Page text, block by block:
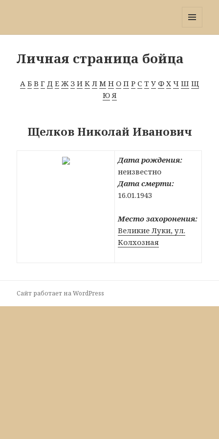
Личная страница бойца
А Б В Г Д Е Ж З И К Л М Н О П Р С Т У Ф Х Ч Ш Щ
Ю Я
Щелков Николай Иванович
Дата рождения:
неизвестно
Дата смерти:
16.01.1943
Место захоронения:
Великие Луки, ул.
Колхозная
Сайт работает на WordPress